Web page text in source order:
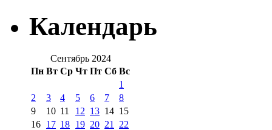
Календарь
Сентябрь 2024
Пн Вт Ср Чт Пт Сб Вс
1
2
3 4 5 6 7
8
9
10 11 12 13 14 15
16 17 18 19 20 21
22